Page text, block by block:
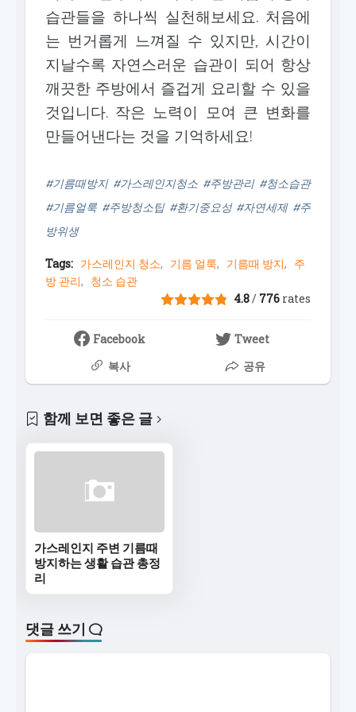
습관들을 하나씩 실천해보세요. 처음에
는 번거롭게 느껴질 수 있지만, 시간이
지날수록 자연스러운 습관이 되어 항상
깨끗한 주방에서 즐겁게 요리할 수 있을
것입니다. 작은 노력이 모여 큰 변화를
만들어낸다는 것을 기억하세요!
#기름때방지 #가스레인지청소 #주방관리 #청소습관
#기름얼룩 #주방청소팁 #환기중요성 #자연세제 #주
방위생
Tags: 가스레인지 청소 기름 얼룩 기름때 방지
주
방 관리
청소 습관
4.8/ 776 rates
Facebook
Tweet
복사
공유
함께 보면 좋은 글
가스레인지 주변 기름때
방지하는 생활 습관 총정
리
댓글 쓰기